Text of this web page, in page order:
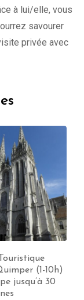
à lui/elle, vous
savourer
privée avec
(1-10h)
jusqu’à 30